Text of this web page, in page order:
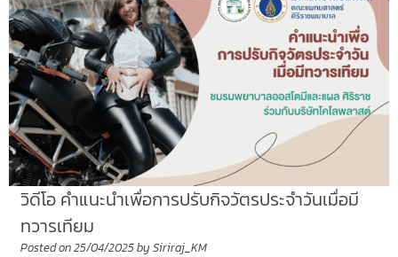
วิดีโอ คำแนะนำเพื่อการปรับกิจวัตรประจำวันเมื่อมี
ทวารเทียม
Posted on25/04/2025by Siriraj_KM